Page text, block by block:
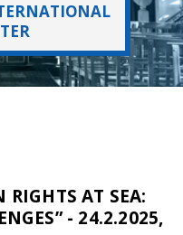
AT SEA:
- 24.2.2025,